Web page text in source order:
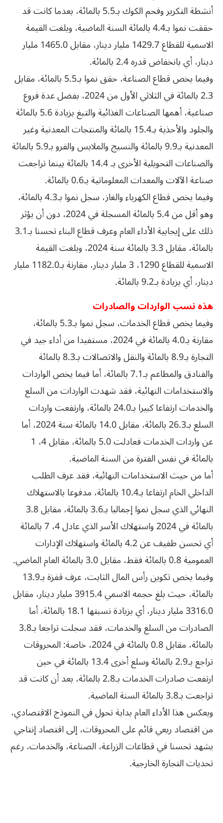
أنشطة التكرير وفحم الكوك بـ5.5 بالمائة، بعدما كانت قد
حققت نموا بـ4.4 بالمائة السنة الماضية، وبلغت القيمة
الاسمية للقطاع 1429.7 مليار دينار، مقابل 1465.0 مليار
دينار، أي بانخفاض قدره 2.4 بالمائة.
وفيما يخص قطاع الصناعة، حقق نموا بـ5.5 بالمائة، مقابل
2.3 بالمائة في الثلاثي الأول من 2024، بفضل عدة فروع
صناعية، أهمها الصناعات الغذائية والتبغ بزيادة 5.6 بالمائة
والجلود والأحذية بـ15.4 بالمائة والمنتجات المعدنية وغير
المعدنية بـ9.9 بالمائة والنسيج والملابس والفرو بـ5.9 بالمائة
والصناعات التحويلية الأخرى بـ 14.4 بالمائة بينما تراجعت
صناعة الآلات والمعدات المعلوماتية بـ0.6 بالمائة.
وفيما يخص قطاع الكهرباء والغاز، سجل نموا بـ4.3 بالمائة،
وهو أقل من 5.4 بالمائة المسجلة في 2024، دون أن يؤثر
ذلك على إيجابية الأداء العام وعرف قطاع البناء تحسنا بـ3.1
بالمائة، مقابل 3.3 بالمائة سنة 2024، وبلغت القيمة
الاسمية للقطاع 1290، 3 مليار دينار، مقارنة بـ1182.0 مليار
دينار، أي بزيادة بـ9.2 بالمائة.
هذه نسب الواردات والصادرات
وفيما يخص قطاع الخدمات، سجل نموا بـ5.3 بالمائة،
مقارنة بـ4.0 بالمائة في 2024، مستفيدا من أداء جيد في
التجارة بـ8.9 بالمائة والنقل والاتصالات بـ8.3 بالمائة
والفنادق والمطاعم بـ7.1 بالمائة، أما فيما يخص الواردات
والاستخدامات النهائية، فقد شهدت الواردات من السلع
والخدمات ارتفاعا كبيرا بـ24.0 بالمائة، وارتفعت واردات
السلع بـ26.3 بالمائة، مقابل 14.0 بالمائة سنة 2024، أما
عن واردات الخدمات فعادلت 5.0 بالمائة، مقابل 4، 1
بالمائة في نفس الفترة من السنة الماضية.
أما من حيث الاستخدامات النهائية، فقد عرف الطلب
الداخلي الخام ارتفاعا بـ10.4 بالمائة، مدفوعا بالاستهلاك
النهائي الذي سجل نموا إجماليا بـ3.6 بالمائة، مقابل 3.8
بالمائة في 2024 واستهلاك الأسر الذي عادل 4، 7 بالمائة
أي تحسن طفيف عن 4.2 بالمائة واستهلاك الإدارات
العمومية 0.8 بالمائة فقط، مقابل 3.0 بالمائة العام الماضي.
وفيما يخص تكوين رأس المال الثابت، عرف قفزة بـ13.9
بالمائة، حيث بلغ حجمه الاسمي 3915.4 مليار دينار، مقابل
3316.0 مليار دينار، أي بزيادة نسبتها 18.1 بالمائة، أما
الصادرات من السلع والخدمات، فقد سجلت تراجعا بـ3.8
بالمائة، مقابل 0.8 بالمائة في 2024، خاصة: المحروقات
تراجع بـ2.9 بالمائة وسلع أخرى 13.4 بالمائة في حين
ارتفعت صادرات الخدمات بـ2.8 بالمائة، بعد أن كانت قد
تراجعت بـ3.8 بالمائة السنة الماضية.
ويعكس هذا الأداء العام بداية تحول في النموذج الاقتصادي،
من اقتصاد ريعي قائم على المحروقات، إلى اقتصاد إنتاجي
يشهد تحسنا في قطاعات الزراعة، الصناعة، والخدمات، رغم
تحديات التجارة الخارجية.